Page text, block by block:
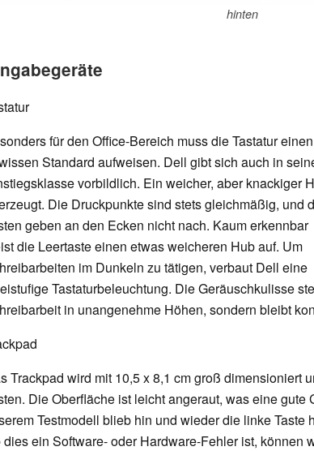
hinten
für den Office-Bereich muss die Tastatur einen
Standard aufweisen. Dell gibt sich auch in
vorbildlich. Ein weicher, aber knackiger
Die Druckpunkte sind stets gleichmäßig, und
geben an den Ecken nicht nach. Kaum erkennbar
die Leertaste einen etwas weicheren Hub auf. Um
im Dunkeln zu tätigen, verbaut Dell eine
Tastaturbeleuchtung. Die Geräuschkulisse
in unangenehme Höhen, sondern bleibt
Trackpad wird mit 10,5 x 8,1 cm groß dimensioniert
Die Oberfläche ist leicht angeraut, was eine gute
Testmodell blieb hin und wieder die linke Taste
dies ein Software- oder Hardware-Fehler ist, können